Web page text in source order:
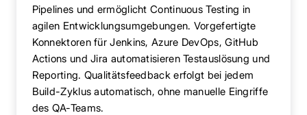
Pipelines und ermöglicht Continuous Testing in
agilen Entwicklungsumgebungen. Vorgefertigte
Konnektoren für Jenkins, Azure DevOps, GitHub
Actions und Jira automatisieren Testauslösung und
Reporting. Qualitätsfeedback erfolgt bei jedem
Build-Zyklus automatisch, ohne manuelle Eingriffe
des QA-Teams.